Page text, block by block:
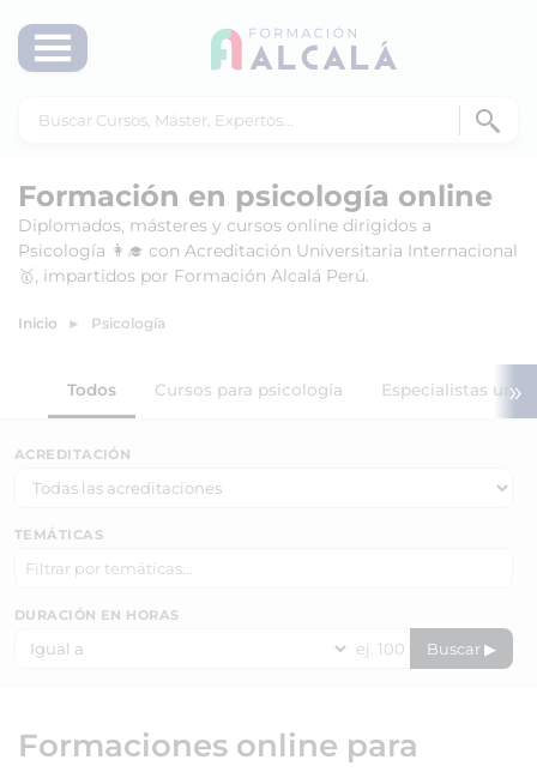
Formación en psicología online
Diplomados, másteres y cursos online dirigidos a
Psicología 👩‍🎓 con Acreditación Universitaria Internacional
🥇, impartidos por Formación Alcalá Perú.
Inicio Psicología
Todos Cursos para psicología Especialistas »
ACREDITACIÓN
TEMÁTICAS
DURACIÓN EN HORAS
Buscar ▶
Formaciones online para